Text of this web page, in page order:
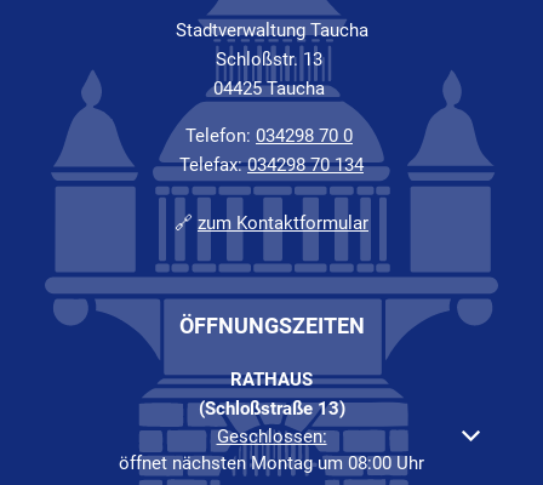
Stadtverwaltung Taucha
Schloßstr. 13
04425 Taucha
Telefon: 034298 70 0
Telefax:034298 70 134
🔗 zum Kontaktformular
ÖFFNUNGSZEITEN
RATHAUS
(Schloßstraße 13)
Klicken, um weitere Öffnungs- oder Schließzeiten
Geschlossen:
öffnet nächsten Montag um 08:00 Uhr